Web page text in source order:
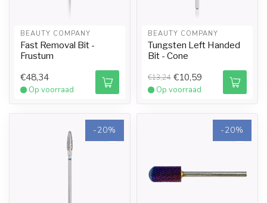
BEAUTY COMPANY
Fast Removal Bit -
Frustum
€48,34
Op voorraad
BEAUTY COMPANY
Tungsten Left Handed
Bit - Cone
€13,24 €10,59
Op voorraad
-20% -20%